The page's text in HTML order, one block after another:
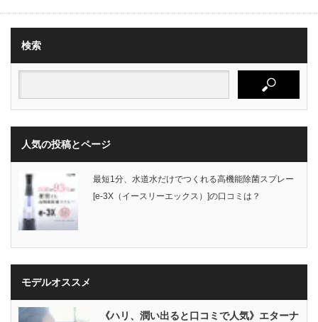
検索
人気の投稿とページ
最短1分、水道水だけでつくれる高機能除菌スプレー
[e-3X（イースリーエックス）]の口コミは？
モデルオススメ
《ハリ、潤い出ると口コミで人気》エターナ